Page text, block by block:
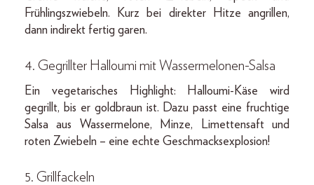
Frühlingszwiebeln. Kurz bei direkter Hitze angrillen,
dann indirekt fertig garen.
4. Gegrillter Halloumi mit Wassermelonen-Salsa
Ein vegetarisches Highlight: Halloumi-Käse wird
gegrillt, bis er goldbraun ist. Dazu passt eine fruchtige
Salsa aus Wassermelone, Minze, Limettensaft und
roten Zwiebeln – eine echte Geschmacksexplosion!
5. Grillfackeln